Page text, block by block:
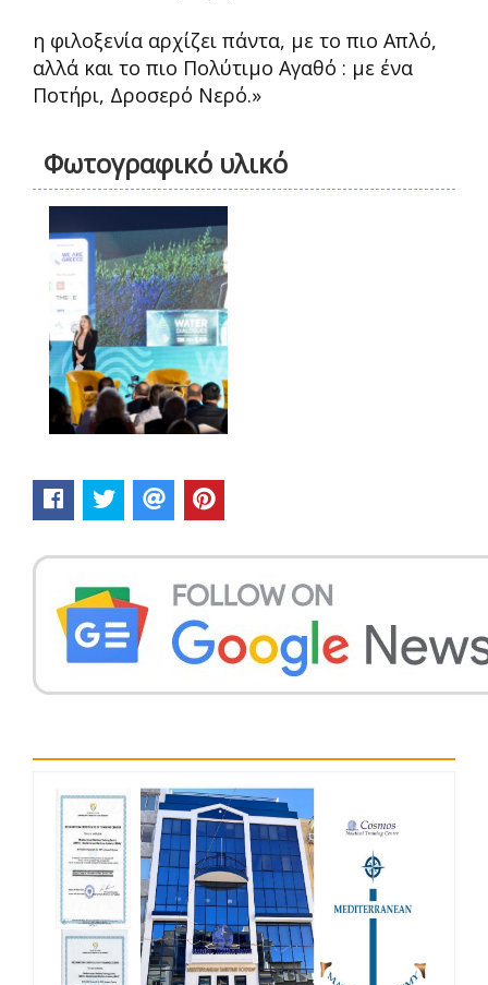
η φιλοξενία αρχίζει πάντα, με το πιο Απλό,
αλλά και το πιο Πολύτιμο Αγαθό : με ένα
Ποτήρι, Δροσερό Νερό.»
Φωτογραφικό υλικό